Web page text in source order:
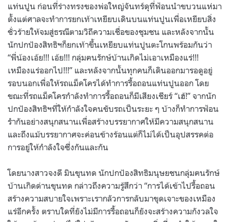
แท่นปูน ก่อนที่ร่างทรงของพ่อใหญ่จันทร์ดุที่ฟ้อนนำขบวนแห่มา
ตั้งแต่ศาลจะทำการยกเท้าเหยียบเดินบนแท่นปูนเพื่อเหยียบสิ่ง
ชั่วร้ายให้จมสู่ธรณีตามวิถีความเชื่อของชุมชน และหลังจากนั้น
นักปกป้องสิทธิฯก็ยกเท้าขึ้นเหยียบแท่นปูนตะโกนพร้อมกันว่า
“พี่น้องเอ้ย!!! เอ้ย!!! กลุ่มฅนรักษ์บ้านเกิดไม่เอาเหมืองแร่!!!
เหมืองแร่ออกไป!!!” และหลังจากนั้นทุกคนก็เดินออกมารอดูอยู่
รอบนอกเพื่อให้รถแม็คโครได้ทำการรื้อถอนแท่นปูนออก โดย
ขณะที่รถแม็คโครกำลังทำการรื้อถอนก็มีเสียงเชียร์ “เฮ้!” จากนัก
ปกป้องสิทธิฯที่ให้กำลังใจคนขับรถเป็นระยะ ๆ บ้างก็ทำการฟ้อน
รำกันอย่างสนุกสนานเพื่อสร้างบรรยากาศให้มีความสนุกสนาน
และถึงแม้บรรยากาศจะค่อนข้างร้อนแต่ก็ไม่ได้เป็นอุปสรรคต่อ
การอยู่ให้กำลังใจซึ่งกันและกัน
โดยนางสาวจงดี มินขุนทด นักปกป้องสิทธิมนุษยชนกลุ่มฅนรักษ์
บ้านเกิดด่านขุนทด กล่าวถึงความรู้สึกว่า “การได้เข้าไปรื้อถอน
สร้างความสบายใจเพราะเรากลัวการกลับมาขุดเจาะของเหมือง
แร่อีกครั้ง ตราบใดที่ยังไม่มีการรื้อถอนก็ยังจะสร้างความกังวลใจ